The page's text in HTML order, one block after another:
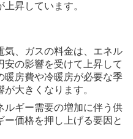
昇しています。
気、ガスの料金は、エネル
安の影響を受けて上昇して
暖房費や冷暖房が必要な季
大きくなります。
ルギー需要の増加に伴う供
ー価格を押し上げる要因と